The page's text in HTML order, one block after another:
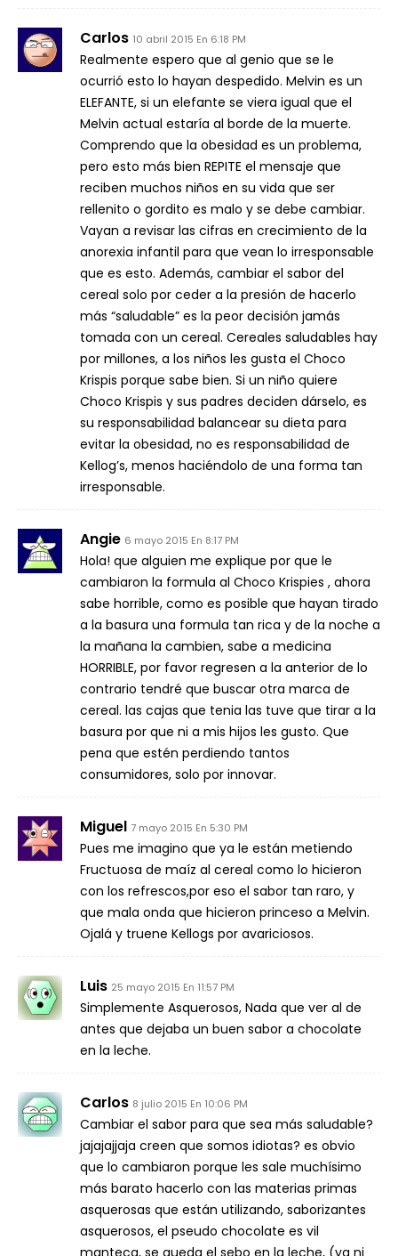
Carlos 10 abril 2015 En 6:18 PM
Realmente espero que al genio que se le
ocurrió esto lo hayan despedido. Melvin es un
ELEFANTE, si un elefante se viera igual que el
Melvin actual estaría al borde de la muerte.
Comprendo que la obesidad es un problema,
pero esto más bien REPITE el mensaje que
reciben muchos niños en su vida que ser
rellenito o gordito es malo y se debe cambiar.
Vayan a revisar las cifras en crecimiento de la
anorexia infantil para que vean lo irresponsable
que es esto. Además, cambiar el sabor del
cereal solo por ceder a la presión de hacerlo
más “saludable” es la peor decisión jamás
tomada con un cereal. Cereales saludables hay
por millones, a los niños les gusta el Choco
Krispis porque sabe bien. Si un niño quiere
Choco Krispis y sus padres deciden dárselo, es
su responsabilidad balancear su dieta para
evitar la obesidad, no es responsabilidad de
Kellog’s, menos haciéndolo de una forma tan
irresponsable.
Angie 6 mayo 2015 En 8:17 PM
Hola! que alguien me explique por que le
cambiaron la formula al Choco Krispies , ahora
sabe horrible, como es posible que hayan tirado
a la basura una formula tan rica y de la noche a
la mañana la cambien, sabe a medicina
HORRIBLE, por favor regresen a la anterior de lo
contrario tendré que buscar otra marca de
cereal. las cajas que tenia las tuve que tirar a la
basura por que ni a mis hijos les gusto. Que
pena que estén perdiendo tantos
consumidores, solo por innovar.
Miguel 7 mayo 2015 En 5:30 PM
Pues me imagino que ya le están metiendo
Fructuosa de maíz al cereal como lo hicieron
con los refrescos,por eso el sabor tan raro, y
que mala onda que hicieron princeso a Melvin.
Ojalá y truene Kellogs por avariciosos.
Luis 25 mayo 2015 En 11:57 PM
Simplemente Asquerosos, Nada que ver al de
antes que dejaba un buen sabor a chocolate
en la leche.
Carlos 8 julio 2015 En 10:06 PM
Cambiar el sabor para que sea más saludable?
jajajajjaja creen que somos idiotas? es obvio
que lo cambiaron porque les sale muchísimo
más barato hacerlo con las materias primas
asquerosas que están utilizando, saborizantes
asquerosos, el pseudo chocolate es vil